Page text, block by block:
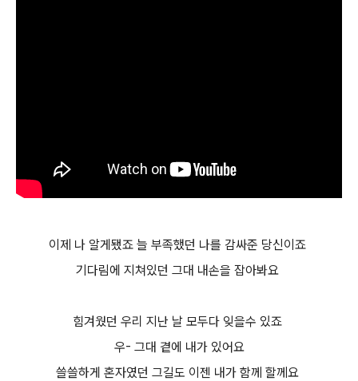
이제 나 알게됐죠 늘 부족했던 나를 감싸준 당신이죠
기다림에 지쳐있던 그대 내손을 잡아봐요
힘겨웠던 우리 지난 날 모두다 잊을수 있죠
우- 그대 곁에 내가 있어요
쓸쓸하게 혼자였던 그길도 이젠 내가 함께 할께요